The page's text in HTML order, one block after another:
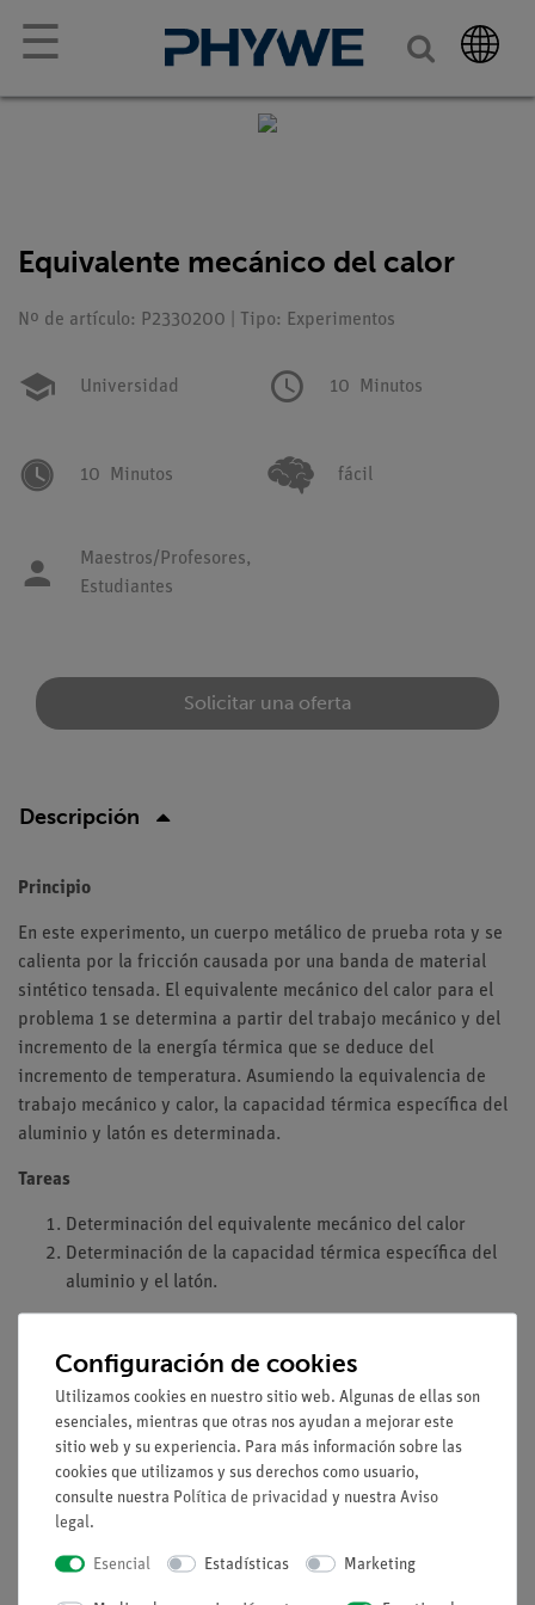
☰
Equivalente mecánico del calor
Nº de artículo: P2330200 | Tipo: Experimentos
Universidad 10 Minutos
10 Minutos fácil
Maestros/Profesores,
Estudiantes
Solicitar una oferta
Descripción
Principio
En este experimento, un cuerpo metálico de prueba rota y se
calienta por la fricción causada por una banda de material
sintético tensada. El equivalente mecánico del calor para el
problema 1 se determina a partir del trabajo mecánico y del
incremento de la energía térmica que se deduce del
incremento de temperatura. Asumiendo la equivalencia de
trabajo mecánico y calor, la capacidad térmica específica del
aluminio y latón es determinada.
Tareas
Determinación del equivalente mecánico del calor
Determinación de la capacidad térmica específica del
aluminio y el latón.
Qué se aprende
Equivalente mecánico del calor
Trabajo mecánico
Energía térmica
Capacidad térmica
Primera ley de la termodinámica
Capacidad térmica específica
Configuración de cookies
Utilizamos cookies en nuestro sitio web. Algunas de ellas son
esenciales, mientras que otras nos ayudan a mejorar este
sitio web y su experiencia. Para más información sobre las
cookies que utilizamos y sus derechos como usuario,
consulte nuestra Política de privacidad y nuestra Aviso
legal.
Esencial Estadísticas Marketing